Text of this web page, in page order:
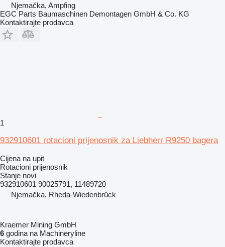
Njemačka, Ampfing
EGC Parts Baumaschinen Demontagen GmbH & Co. KG
Kontaktirajte prodavca
1
932910601 rotacioni prijenosnik za Liebherr R9250 bagera
Cijena na upit
Rotacioni prijenosnik
Stanje novi
932910601 90025791, 11489720
Njemačka, Rheda-Wiedenbrück
Kraemer Mining GmbH
6 godina na Machineryline
Kontaktirajte prodavca